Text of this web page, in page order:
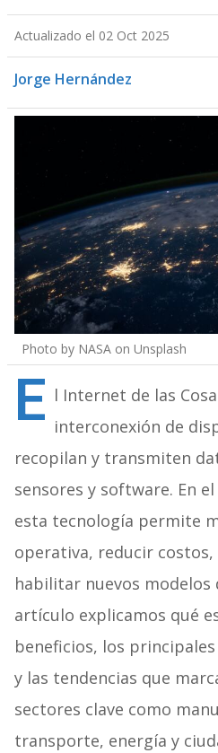
Actualizado el 02 Oct 2025
Jorge Hernández
Photo by NASAon Unsplash
E l Internet de las
interconexión de
recopilan y transmiten
sensores y software. En
esta tecnología permite
operativa, reducir
habilitar nuevos modelos
artículo explicamos qué
beneficios, los
y las tendencias que
sectores clave como
transporte, energía y